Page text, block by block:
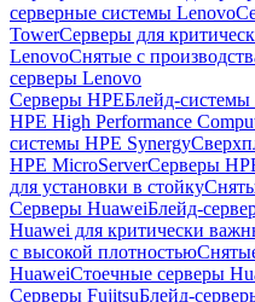
серверные системы Lenovo
TowerСерверы для
LenovoСнятые с
серверы Lenovo
Серверы HPEБлейд-системы
HPE High Performance
системы HPE Synergy
HPE MicroServerСерверы
для установки в стойку
Серверы HuaweiБлейд-
Huawei для критически
с высокой плотностью
HuaweiСтоечные серверы
Серверы FujitsuБлейд-